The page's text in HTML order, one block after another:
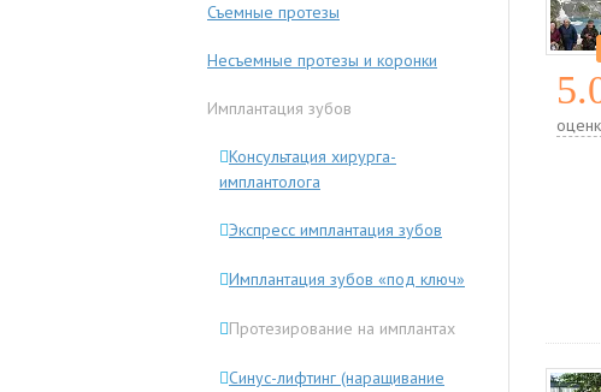
Съемные протезы
Несъемные протезы и коронки
Имплантация зубов
Консультация хирурга-
имплантолога
Экспресс имплантация зубов
Имплантация зубов «под ключ»
Протезирование на имплантах
Синус-лифтинг (наращивание